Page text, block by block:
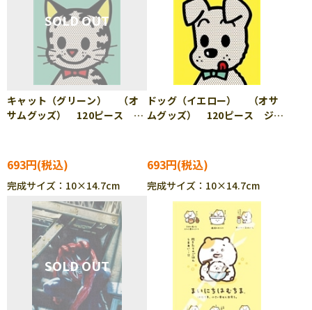
キャット（グリーン） （オ
サムグッズ） 120ピース ジ
693円
完成サイズ：10×14.7cm
ドッグ（イエロー） （オサ
ムグッズ） 120ピース ジグ
693円
完成サイズ：10×14.7cm